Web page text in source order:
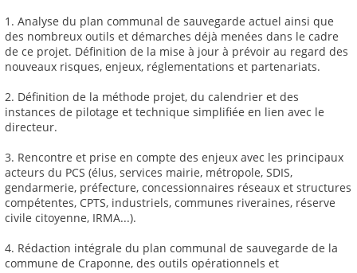
1. Analyse du plan communal de sauvegarde actuel ainsi que
des nombreux outils et démarches déjà menées dans le cadre
de ce projet. Définition de la mise à jour à prévoir au regard des
nouveaux risques, enjeux, réglementations et partenariats.
2. Définition de la méthode projet, du calendrier et des
instances de pilotage et technique simplifiée en lien avec le
directeur.
3. Rencontre et prise en compte des enjeux avec les principaux
acteurs du PCS (élus, services mairie, métropole, SDIS,
gendarmerie, préfecture, concessionnaires réseaux et structures
compétentes, CPTS, industriels, communes riveraines, réserve
civile citoyenne, IRMA...).
4. Rédaction intégrale du plan communal de sauvegarde de la
commune de Craponne, des outils opérationnels et